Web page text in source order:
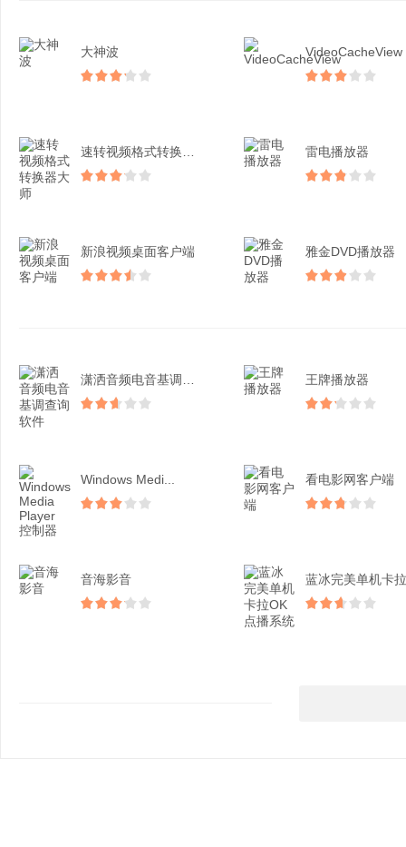
大神波 VideoCacheView
雷电播放器
新浪视频桌面客户端 雅金DVD播放器
王牌播放器
Windows Medi... 看电影网客户端
音海影音